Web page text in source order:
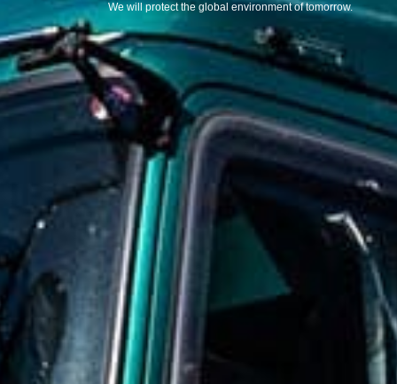
We will protect the global environment of tomorrow.